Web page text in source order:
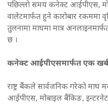
पछिल्लो समय कनेक्ट आईपीएस,
वालेटमार्फत हुने कारोबार रकममा
तुलनामा माघमा मात्र
छ ।
कनेक्ट आईपीएसमार्फत एक खर्ब
राष्ट्र बैंकले सार्वजनिक गरेको माघ
आईपीएस, मोबाइल बैंकिङ,